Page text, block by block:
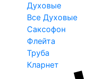
Духовые
Все Духовые
Саксофон
Флейта
Труба
Кларнет